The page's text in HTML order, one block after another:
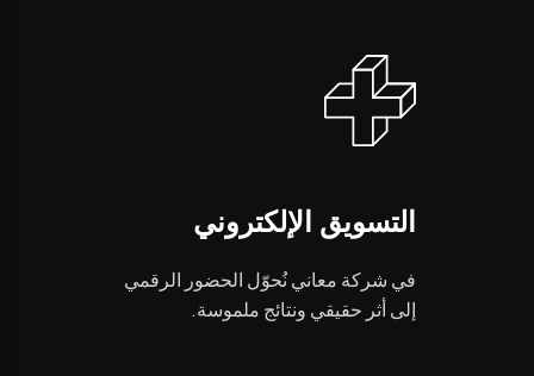
التسويق الإلكتروني
في شركة معاني نُحوّل الحضور الرقمي
إلى أثر حقيقي ونتائج ملموسة.